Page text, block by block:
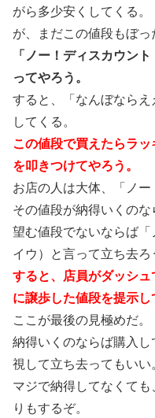
がら多少安くしてくる。
が、まだこの値段もぼっ
「ノー！ディスカウン
ってやろう。
すると、「なんぼなら
してくる。
この値段で買えたらラ
を叩きつけてやろう。
お店の人は大体、「ノー
その値段が納得いくの
望む値段でないならば「
イウ）と言って立ち去ろ
すると、店員がダッシ
に譲歩した値段を提示し
ここが最後の見極めだ。
納得いくのならば購入
視して立ち去ってもいい
マジで納得してなくて
りもするぞ。